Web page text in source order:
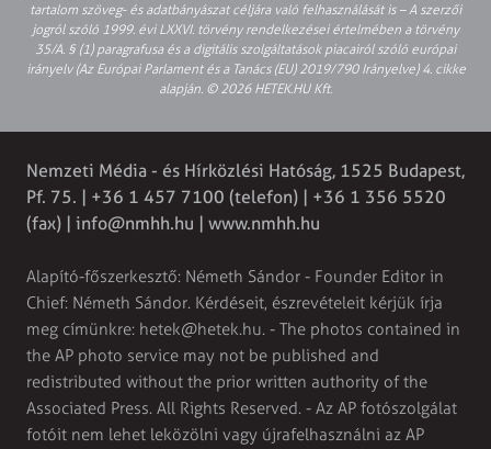
tartalom szöveg- és adatbányászat céljára való felhasználását is – A szerzői
jogról szóló 1999. évi LXXVI. törvény rendelkezései értelmében a törvény
35/A. § (1) paragrafusa és a digitális szolgáltatások piacairól szóló európai
irányelv (Az Európai Parlament és a Tanács (EU) 2019/790 Irányelve) 4. cikke
alapján. © 2026 HETEK.HU Kft.
Nemzeti Média - és Hírközlési Hatóság, 1525 Budapest,
Pf. 75. | +36 1 457 7100 (telefon) | +36 1 356 5520
(fax) | info@nmhh.hu | www.nmhh.hu
Alapító-főszerkesztő: Németh Sándor - Founder Editor in
Chief: Németh Sándor. Kérdéseit, észrevételeit kérjük írja
meg címünkre: hetek@hetek.hu. - The photos contained in
the AP photo service may not be published and
redistributed without the prior written authority of the
Associated Press. All Rights Reserved. - Az AP fotószolgálat
fotóit nem lehet leközölni vagy újrafelhasználni az AP